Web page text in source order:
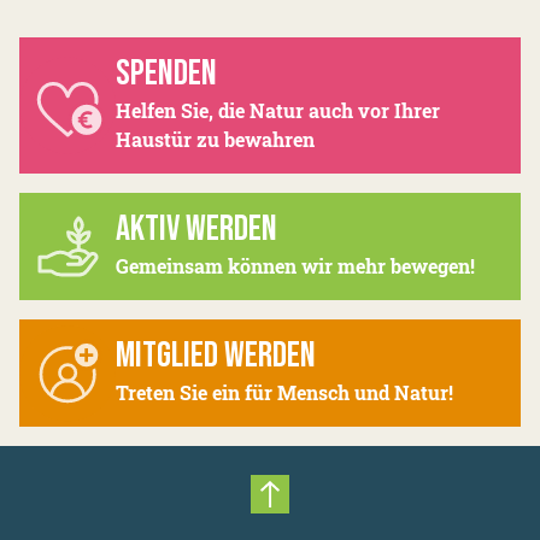
SPENDEN
Helfen Sie, die Natur auch vor Ihrer
Haustür zu bewahren
AKTIV WERDEN
Gemeinsam können wir mehr bewegen!
MITGLIED WERDEN
Treten Sie ein für Mensch und Natur!
Nach oben scrollen